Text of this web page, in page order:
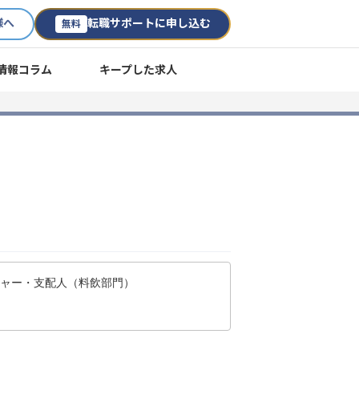
へ 無料 転職サポートに申し込む
報コラム キープした求人
ー・支配人（料飲部門）